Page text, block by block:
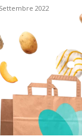
2022